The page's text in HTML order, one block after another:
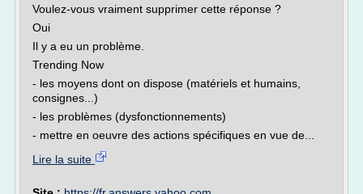
Voulez-vous vraiment supprimer cette réponse ?
Oui
Il y a eu un problème.
Trending Now
- les moyens dont on dispose (matériels et humains,
consignes...)
- les problèmes (dysfonctionnements)
- mettre en oeuvre des actions spécifiques en vue de...
Lire la suite